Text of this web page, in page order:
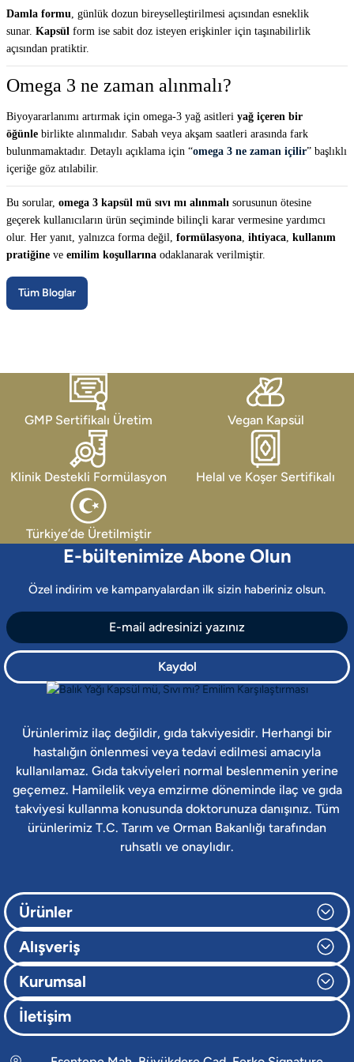
Damla formu , günlük dozun bireyselleştirilmesi açısından esneklik
sunar. Kapsül form ise sabit doz isteyen erişkinler için taşınabilirlik
açısından pratiktir.
Omega 3 ne zaman alınmalı?
Biyoyararlanımı artırmak için omega-3 yağ asitleri yağ içeren bir
öğünle birlikte alınmalıdır. Sabah veya akşam saatleri arasında fark
bulunmamaktadır. Detaylı açıklama için “omega 3 ne zaman içilir” başlıklı
içeriğe göz atılabilir.
Bu sorular, omega 3 kapsül mü sıvı mı alınmalı sorusunun ötesine
geçerek kullanıcıların ürün seçiminde bilinçli karar vermesine yardımcı
olur. Her yanıt, yalnızca forma değil, formülasyona ihtiyaca kullanım
pratiğine ve emilim koşullarına odaklanarak verilmiştir.
Tüm Bloglar
GMP Sertifikalı Üretim Vegan Kapsül
Klinik Destekli Formülasyon Helal ve Koşer Sertifikalı
Türkiye’de Üretilmiştir
E-bültenimize Abone Olun
Özel indirim ve kampanyalardan ilk sizin haberiniz olsun.
Kaydol
Ürünlerimiz ilaç değildir, gıda takviyesidir. Herhangi bir
hastalığın önlenmesi veya tedavi edilmesi amacıyla
kullanılamaz. Gıda takviyeleri normal beslenmenin yerine
geçemez. Hamilelik veya emzirme döneminde ilaç ve gıda
takviyesi kullanma konusunda doktorunuza danışınız. Tüm
ürünlerimiz T.C. Tarım ve Orman Bakanlığı tarafından
ruhsatlı ve onaylıdır.
Ürünler
Alışveriş
Kurumsal
İletişim